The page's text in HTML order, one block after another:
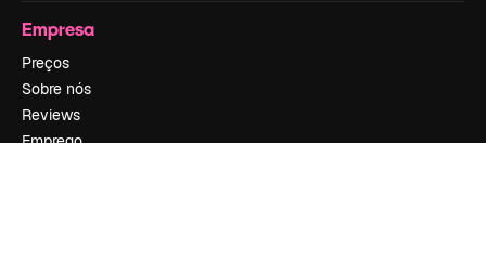
Empresa
Preços
Sobre nós
Reviews
Emprego